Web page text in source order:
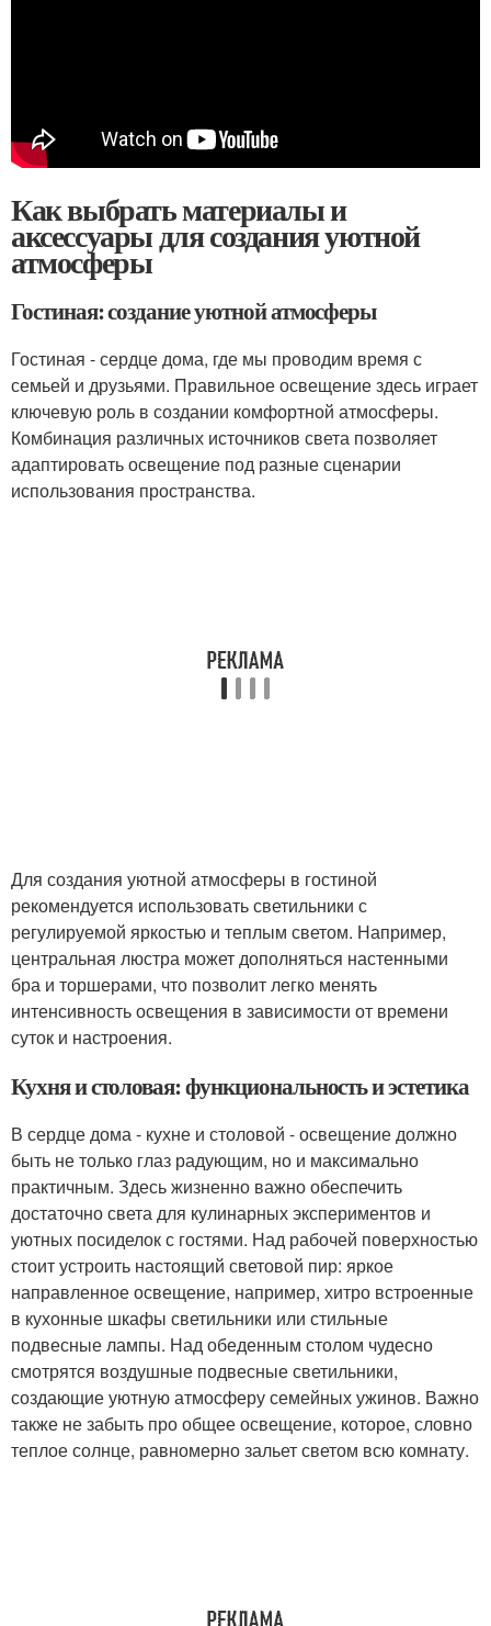
Как выбрать материалы и
аксессуары для создания уютной
атмосферы
Гостиная: создание уютной атмосферы
Гостиная - сердце дома, где мы проводим время с
семьей и друзьями. Правильное освещение здесь играет
ключевую роль в создании комфортной атмосферы.
Комбинация различных источников света позволяет
адаптировать освещение под разные сценарии
использования пространства.
Для создания уютной атмосферы в гостиной
рекомендуется использовать светильники с
регулируемой яркостью и теплым светом. Например,
центральная люстра может дополняться настенными
бра и торшерами, что позволит легко менять
интенсивность освещения в зависимости от времени
суток и настроения.
Кухня и столовая: функциональность и эстетика
В сердце дома - кухне и столовой - освещение должно
быть не только глаз радующим, но и максимально
практичным. Здесь жизненно важно обеспечить
достаточно света для кулинарных экспериментов и
уютных посиделок с гостями. Над рабочей поверхностью
стоит устроить настоящий световой пир: яркое
направленное освещение, например, хитро встроенные
в кухонные шкафы светильники или стильные
подвесные лампы. Над обеденным столом чудесно
смотрятся воздушные подвесные светильники,
создающие уютную атмосферу семейных ужинов. Важно
также не забыть про общее освещение, которое, словно
теплое солнце, равномерно зальет светом всю комнату.